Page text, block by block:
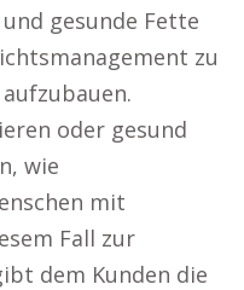
gesunde Fette
zu
oder gesund
wie
mit
Fall zur
dem Kunden die